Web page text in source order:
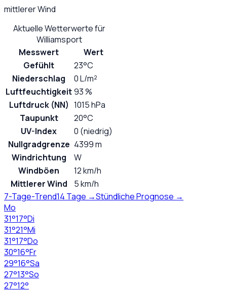
mittlerer Wind
Aktuelle Wetterwerte für
Williamsport
Messwert
Wert
Gefühlt
23°C
Niederschlag
0 L/m²
Luftfeuchtigkeit93 %
Luftdruck (NN) 1015 hPa
Taupunkt
20°C
UV-Index
0 (niedrig)
Nullgradgrenze 4399 m
Windrichtung
W
Windböen
12 km/h
Mittlerer Wind
5 km/h
7-Tage-Trend14 Tage →Stündliche Prognose →
Mo
31°17°Di
31°21°Mi
31°17°Do
30°16°Fr
29°16°Sa
27°13°So
27°12°